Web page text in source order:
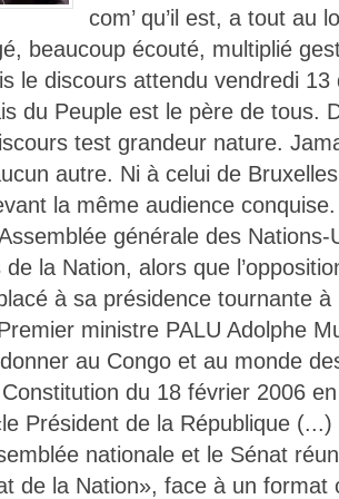
com’ qu’il est, a tout au
beaucoup écouté, multiplié
le discours attendu vendredi
du Peuple est le père de tous.
test grandeur nature.
autre. Ni à celui de
la même audience
générale des
la Nation, alors que
à sa présidence tournante à
ministre PALU Adolphe
au Congo et au monde
du 18 février 2006
Président de la République
nationale et le Sénat
de la Nation», face à un format